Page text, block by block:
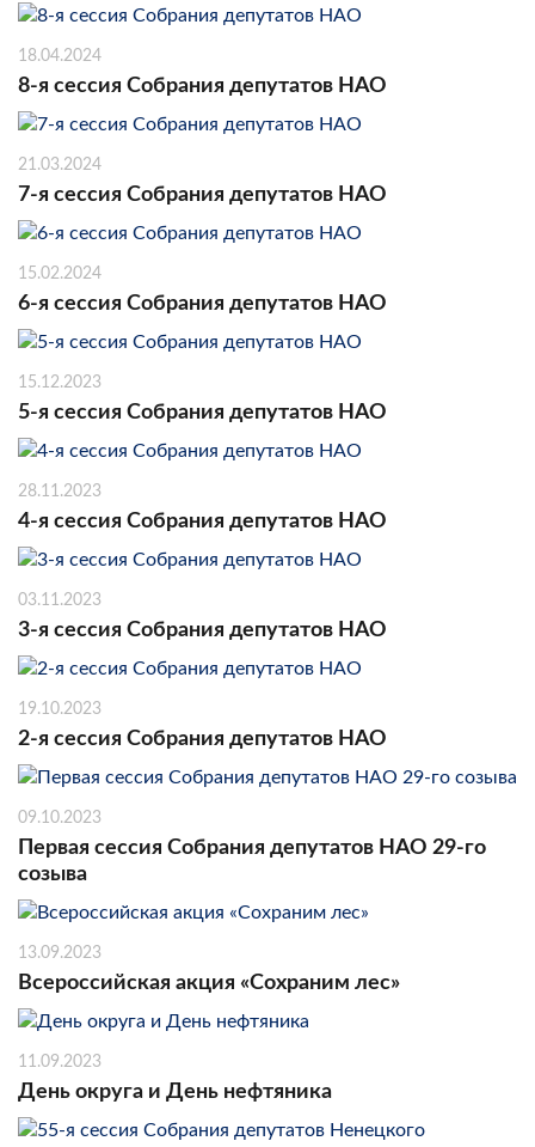
18.04.2024
8-я сессия Собрания депутатов НАО
21.03.2024
7-я сессия Собрания депутатов НАО
15.02.2024
6-я сессия Собрания депутатов НАО
15.12.2023
5-я сессия Собрания депутатов НАО
28.11.2023
4-я сессия Собрания депутатов НАО
03.11.2023
3-я сессия Собрания депутатов НАО
19.10.2023
2-я сессия Собрания депутатов НАО
09.10.2023
Первая сессия Собрания депутатов НАО 29-го
созыва
13.09.2023
Всероссийская акция «Сохраним лес»
11.09.2023
День округа и День нефтяника